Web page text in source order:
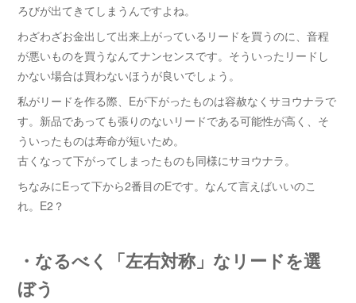
ろびが出てきてしまうんですよね。
わざわざお金出して出来上がっているリードを買うのに、音程
が悪いものを買うなんてナンセンスです。そういったリードし
かない場合は買わないほうが良いでしょう。
私がリードを作る際、Eが下がったものは容赦なくサヨウナラで
す。新品であっても張りのないリードである可能性が高く、そ
ういったものは寿命が短いため。
古くなって下がってしまったものも同様にサヨウナラ。
ちなみにEって下から2番目のEです。なんて言えばいいのこ
れ。E2？
・なるべく「左右対称」なリードを選
ぼう